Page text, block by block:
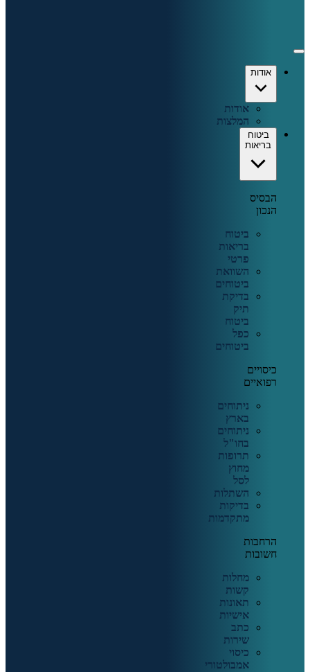
אודות
אודות
המלצות
ביטוח
בריאות
הבסיס
הנכון
ביטוח
בריאות
פרטי
השוואת
ביטוחים
בדיקת
תיק
ביטוח
כפל
ביטוחים
כיסויים
רפואיים
ניתוחים
בארץ
ניתוחים
בחו"ל
תרופות
מחוץ
לסל
השתלות
בדיקות
מתקדמות
הרחבות
חשובות
מחלות
קשות
תאונות
אישיות
כתב
שירות
כיסוי
אמבולטורי